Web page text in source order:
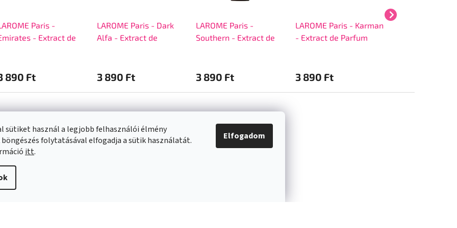
sütiket használ a legjobb felhasználói élmény
böngészés folytatásával elfogadja a sütik használatát.
itt.
Elfogadom
Paris -
- Extract de
890 Ft
LAROME Paris - Dark
Alfa - Extract de
3 890 Ft
LAROME Paris -
Southern - Extract de
3 890 Ft
LAROME Paris - Karman
- Extract de Parfum
3 890 Ft
vásárlásról